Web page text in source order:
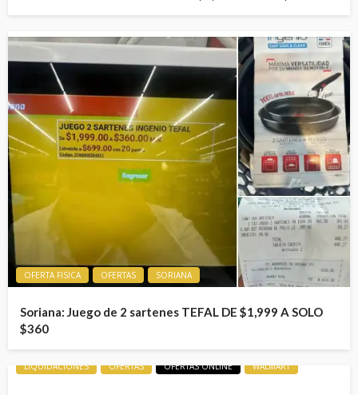
OFERTA FISICA OFERTAS SORIANA
Soriana: Juego de 2 sartenes TEFAL DE $1,999 A SOLO
$360
LIQUIDACIONES OFERTAS OFERTAS ONLINE WALMART